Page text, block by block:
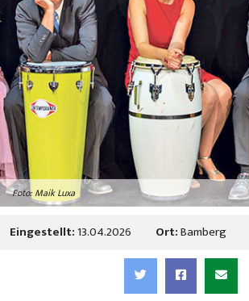
Foto: Maik Luxa
Eingestellt:13.04.2026 Ort:Bamberg